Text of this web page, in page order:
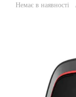
Немає в наявності